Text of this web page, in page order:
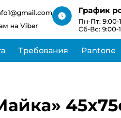
на Viber
График
Пн-Пт: 9:00-
Сб-Вс: 9:00-
Требования Pantone
с вами в
время
1-3